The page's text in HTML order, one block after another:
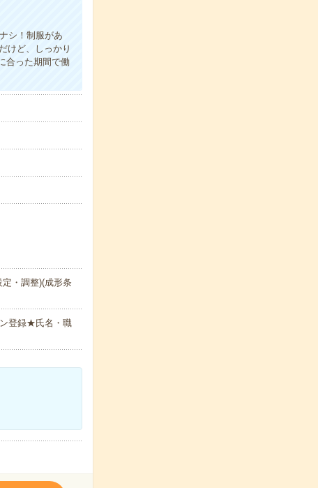
シ！制服があ
けど、しっかり
合った期間で働
・調整)(成形条
登録★氏名・職